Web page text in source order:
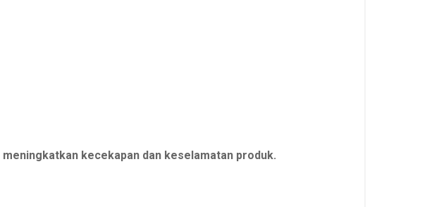
meningkatkan kecekapan dan keselamatan produk.